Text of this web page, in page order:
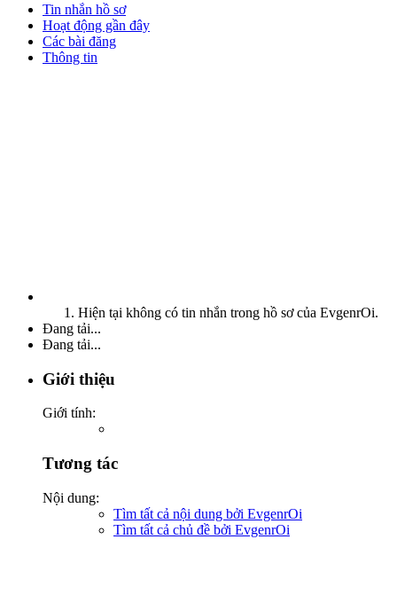
Tin nhắn hồ sơ
Hoạt động gần đây
Các bài đăng
Thông tin
Hiện tại không có tin nhắn trong hồ sơ của EvgenrOi.
Đang tải...
Đang tải...
Giới thiệu
Giới tính:
Tương tác
Nội dung:
Tìm tất cả nội dung bởi EvgenrOi
Tìm tất cả chủ đề bởi EvgenrOi